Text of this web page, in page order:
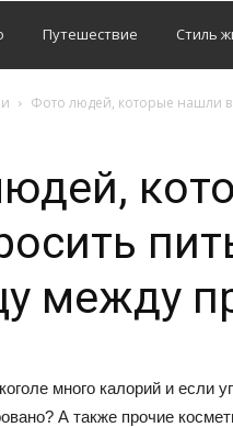
Путешествие Стиль
Фото людей, которые нашли в
между
много калорий и если
А также прочие